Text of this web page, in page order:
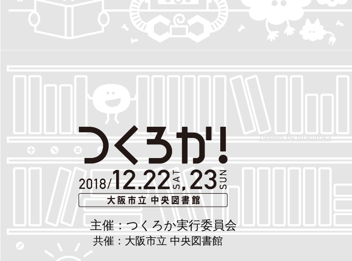
主催：つくろか実行委員会
共催：大阪市立 中央図書館
Tweets by tsukuroka